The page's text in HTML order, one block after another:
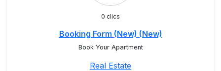
0 clics
Booking Form (New) (New)
Book Your Apartment
Real Estate